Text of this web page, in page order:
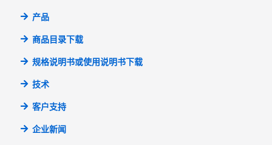
产品
商品目录下载
规格说明书或使用说明书下载
技术
客户支持
企业新闻